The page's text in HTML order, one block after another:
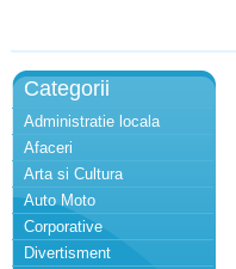
Categorii
Administratie locala
Afaceri
Arta si Cultura
Auto Moto
Corporative
Divertisment